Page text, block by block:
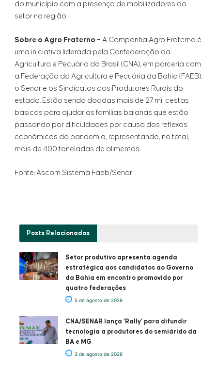
do município com a presença de mobilizadores do
setor na região.
Sobre o Agro Fraterno – A Campanha Agro Fraterno é
uma iniciativa liderada pela Confederação da
Agricultura e Pecuária do Brasil (CNA), em parceria com
a Federação da Agricultura e Pecuária da Bahia (FAEB),
o Senar e os Sindicatos dos Produtores Rurais do
estado. Estão sendo doadas mais de 27 mil cestas
básicas para ajudar as famílias baianas que estão
passando por dificuldades por causa dos reflexos
econômicos da pandemia, representando, no total,
mais de 400 toneladas de alimentos.
Fonte: Ascom Sistema Faeb/Senar
Posts Relacionados
Setor produtivo apresenta agenda
estratégica aos candidatos ao Governo
da Bahia em encontro promovido por
quatro federações
5 de agosto de 2026
CNA/SENAR lança ‘Rally’ para difundir
tecnologia a produtores do semiárido da
BA e MG
3 de agosto de 2026